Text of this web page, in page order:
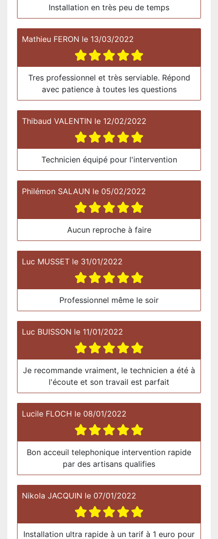
Installation en très peu de temps
Mathieu FERON le 13/03/2022
Tres professionnel et très serviable. Répond
avec patience à toutes les questions
Thibaud VALENTIN le 12/02/2022
Technicien équipé pour l'intervention
Philémon SALAUN le 05/02/2022
Aucun reproche à faire
Luc MUSSET le 31/01/2022
Professionnel même le soir
Luc BUISSON le 11/01/2022
Je recommande vraiment, le technicien a été à
l'écoute et son travail est parfait
Lucile FLOCH le 08/01/2022
Bon acceuil telephonique intervention rapide
par des artisans qualifies
Nikola JACQUIN le 07/01/2022
Installation ultra rapide à un tarif à 1 euro pour